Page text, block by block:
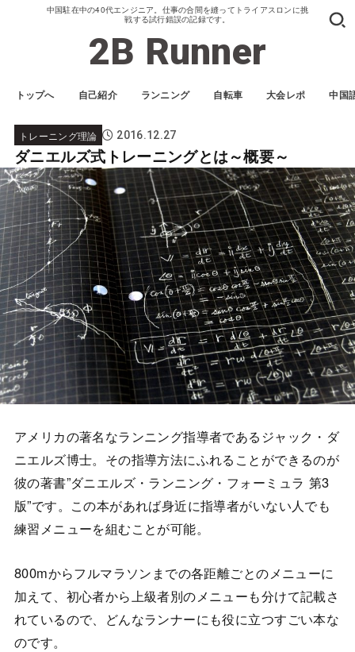
中国駐在中の40代エンジニア。仕事の合間を縫ってトライアスロンに挑
戦する試行錯誤の記録です。
2B Runner
トップへ 自己紹介 ランニング 自転車 大会レポ 中国
トレーニング理論 2016.12.27
ダニエルズ式トレーニングとは～概要～
アメリカの著名なランニング指導者であるジャック・ダ
ニエルズ博士。その指導方法にふれることができるのが
彼の著書”ダニエルズ・ランニング・フォーミュラ 第3
版”です。この本があれば身近に指導者がいない人でも
練習メニューを組むことが可能。
800mからフルマラソンまでの各距離ごとのメニューに
加えて、初心者から上級者別のメニューも分けて記載さ
れているので、どんなランナーにも役に立つすごい本な
のです。